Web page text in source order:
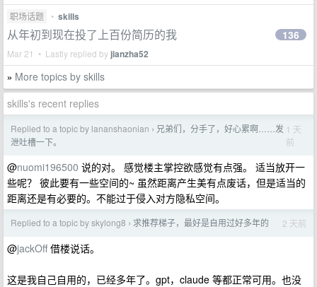
职场话题 • skills
从年初到现在投了上百份简历的我
Mar 21 • Lastly replied by jianzha52
136
» More topics by skills
skills's recent replies
Replied to a topic by lananshaonian › 兄弟们，分手了，好心累啊……发
泄吐槽一下。
1 天
前
@nuomi196500 说的对。 感觉楼主掌控欲感觉有点强。 适当放开一
些呢？ 彼此要有一些空间的~ 虽然距离产生美有点废话，但是适当的
距离还是有必要的。不能过于侵入对方隐私空间。
Replied to a topic by skylong8 › 求推荐梯子，最好是自用过好多年的 2 天前
@jackOff借楼说话。
这是我自己自用的，已经多年了。gpt，claude 等都正常可用。也没